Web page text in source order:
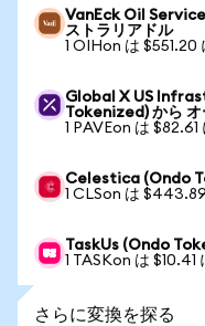
VanEck Oil
ストラリアドル
1 OIHon は $551.20
Global X US
Tokenized) から オ
1 PAVEon は $82.61
Celestica (Ondo
1 CLSon は
TaskUs (Ondo
1 TASKon は $10.41
さらに変換を探る